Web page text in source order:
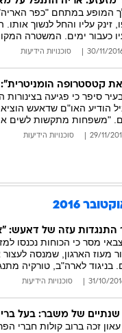
המופע במתחם "כפר האריה"
זינק עליו והחל לנשוך
כעבור ימים. המשטרה
סוכנויות הידיעות
הומניטרית": 650 אלף איש במוסול נותרו בלי מים
הודיע האו"ם שדאעש
"משפחות מתקשות לשים
סוכנויות הידיעות
2016
התנגדות עזה של דאעש:
מסר כי הכוחות נכנסו
מעוז הארגון, שמנסה
בניגוד לארה"ב, טורקיה
סוכנויות הידיעות
שנתיים של משבר: בעל
זכה ברוב קולות חברי